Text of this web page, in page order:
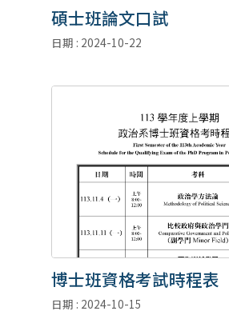
碩士班論文口試
日期 : 2024-10-22
博士班資格考試時程表
日期 : 2024-10-15